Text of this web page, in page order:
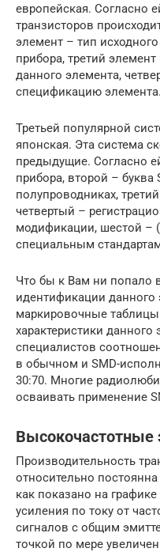
европейская. Согласно
транзисторов
элемент – тип
прибора, третий
данного элемента,
спецификацию элемента.
Третьей популярной
японская. Эта система
предыдущие. Согласно
прибора, второй – буква
полупроводниках,
четвертый –
модификации, шестой –
специальным
Что бы к Вам ни попало
идентификации данного
маркировочные
характеристики
специалистов
в обычном и SMD-
30:70. Многие
осваивать применение
Производительность
относительно
как показано на
усиления по току от
сигналов с общим
точкой по мере